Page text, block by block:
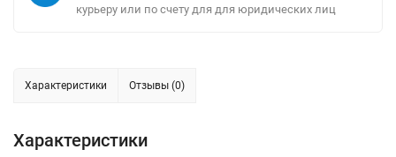
курьеру или по счету для для юридических лиц
Характеристики Отзывы (0)
Характеристики